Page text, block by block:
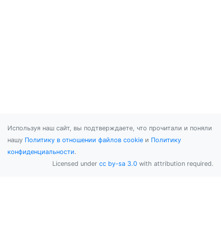
Используя наш сайт, вы подтверждаете, что прочитали и поняли
нашу Политику в отношении файлов cookie и Политику
конфиденциальности.
Licensed under cc by-sa 3.0 with attribution required.